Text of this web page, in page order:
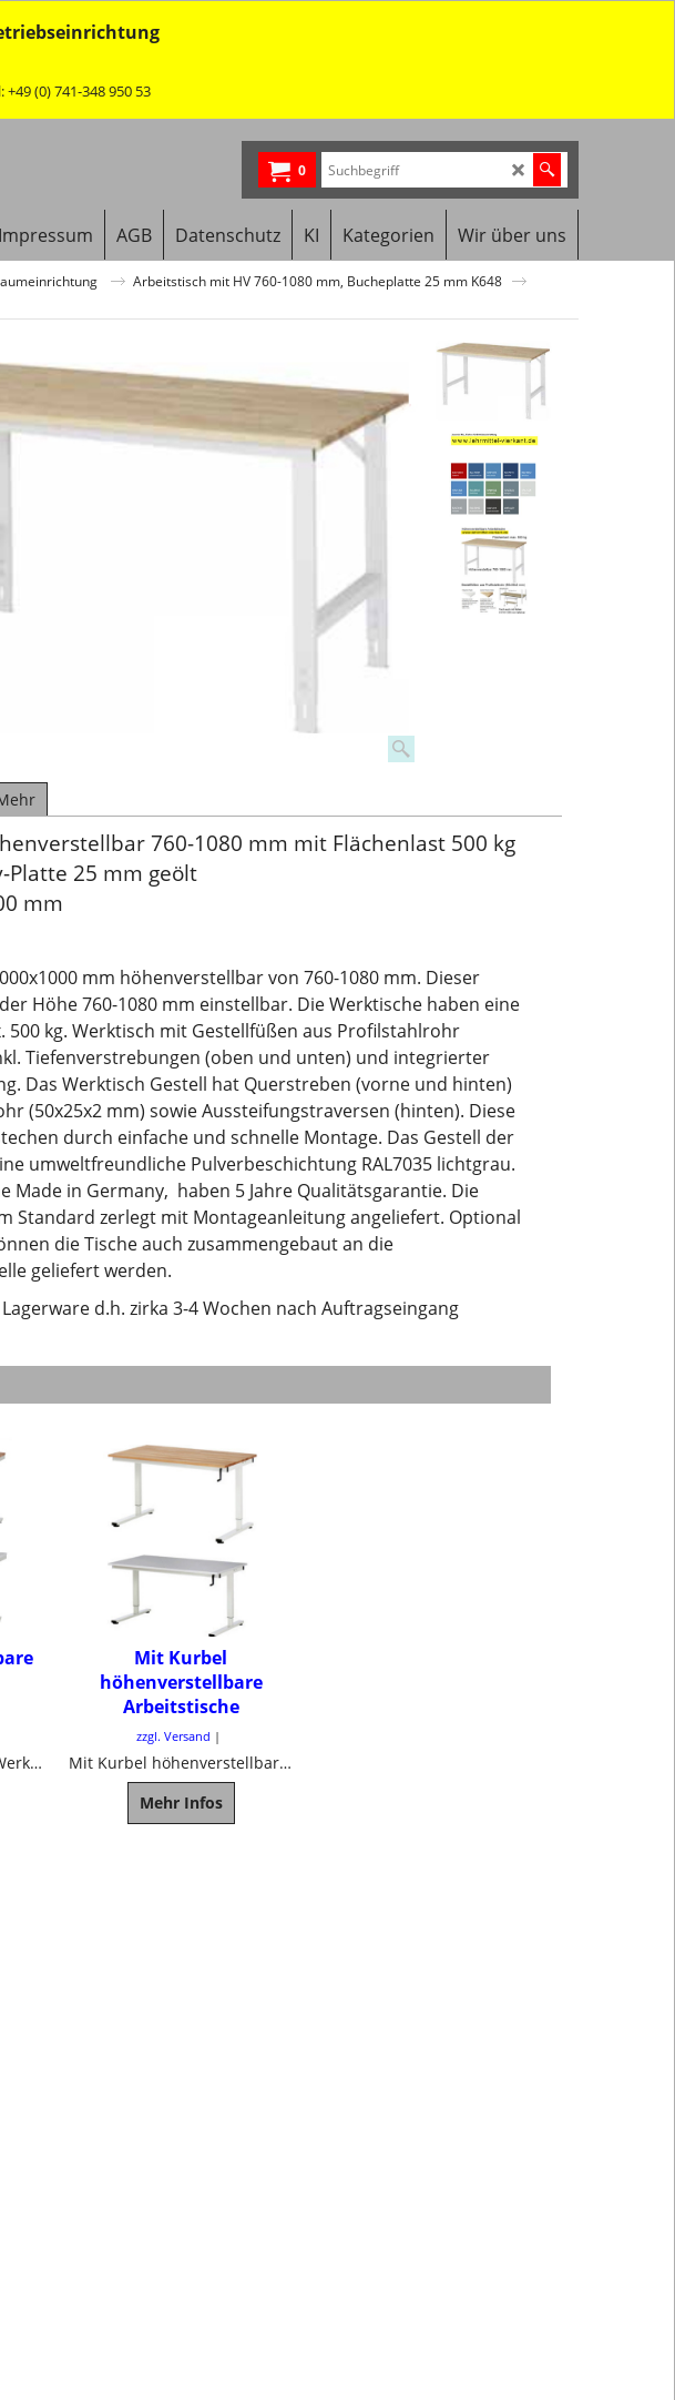
+49 (0) 741-348 950 53
0
Impressum AGB Datenschutz KI Kategorien Wir über uns
Arbeitstisch mit HV 760-1080 mm, Bucheplatte 25 mm K648
760-1080 mm mit Flächenlast 500 kg
Platte 25 mm geölt
mm
mm höhenverstellbar von 760-1080 mm. Dieser
Höhe 760-1080 mm einstellbar. Die Werktische haben eine
500 kg. Werktisch mit Gestellfüßen aus Profilstahlrohr
Tiefenverstrebungen (oben und unten) und integrierter
Das Werktisch Gestell hat Querstreben (vorne und hinten)
(50x25x2 mm) sowie Aussteifungstraversen (hinten). Diese
durch einfache und schnelle Montage. Das Gestell der
umweltfreundliche Pulverbeschichtung RAL7035 lichtgrau.
Made in Germany, haben 5 Jahre Qualitätsgarantie. Die
Standard zerlegt mit Montageanleitung angeliefert. Optional
die Tische auch zusammengebaut an die
geliefert werden.
d.h. zirka 3-4 Wochen nach Auftragseingang
Elektrisch verstellbare Werktisch
Mit Kurbel
höhenverstellbare
Arbeitstische
zzgl. Versand
Mit Kurbel höhenverstellbare Arbeitstische
Mehr Infos